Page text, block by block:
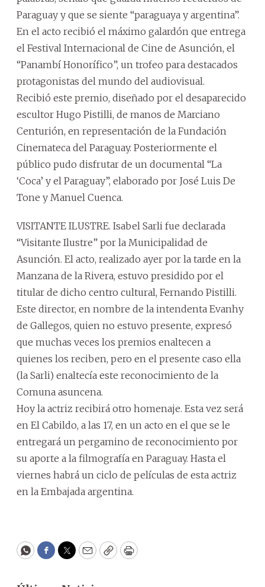
Paraguay y que se siente “paraguaya y argentina”.
En el acto recibió el máximo galardón que entrega
el Festival Internacional de Cine de Asunción, el
“Panambí Honorífico”, un trofeo para destacados
protagonistas del mundo del audiovisual.
Recibió este premio, diseñado por el desaparecido
escultor Hugo Pistilli, de manos de Marciano
Centurión, en representación de la Fundación
Cinemateca del Paraguay. Posteriormente el
público pudo disfrutar de un documental “La
‘Coca’ y el Paraguay”, elaborado por José Luis De
Tone y Manuel Cuenca.
VISITANTE ILUSTRE. Isabel Sarli fue declarada
“Visitante Ilustre” por la Municipalidad de
Asunción. El acto, realizado ayer por la tarde en la
Manzana de la Rivera, estuvo presidido por el
titular de dicho centro cultural, Fernando Pistilli.
Este director, en nombre de la intendenta Evanhy
de Gallegos, quien no estuvo presente, expresó
que muchas veces los premios enaltecen a
quienes los reciben, pero en el presente caso ella
(la Sarli) enaltecía este reconocimiento de la
Comuna asuncena.
Hoy la actriz recibirá otro homenaje. Esta vez será
en El Cabildo, a las 17, en un acto en el que se le
entregará un pergamino de reconocimiento por
su aporte a la filmografía en Paraguay. Hasta el
viernes habrá un ciclo de películas de esta actriz
en la Embajada argentina.
WhatsApp
Facebook
Twitter
EmailCopyPrint